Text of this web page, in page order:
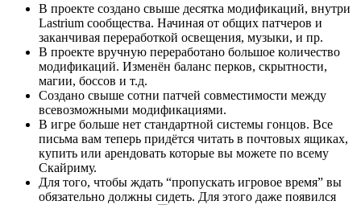
В проекте создано свыше десятка модификаций, внутри
Lastrium сообщества. Начиная от общих патчеров и
заканчивая переработкой освещения, музыки, и пр.
В проекте вручную переработано большое количество
модификаций. Изменён баланс перков, скрытности,
магии, боссов и т.д.
Создано свыше сотни патчей совместимости между
всевозможными модификациями.
В игре больше нет стандартной системы гонцов. Все
письма вам теперь придётся читать в почтовых ящиках,
купить или арендовать которые вы можете по всему
Скайриму.
Для того, чтобы ждать “пропускать игровое время” вы
обязательно должны сидеть. Для этого даже появился